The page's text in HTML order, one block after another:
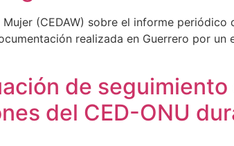
(CEDAW) sobre el informe
realizada en Guerrero por un
de
del CED-ONU